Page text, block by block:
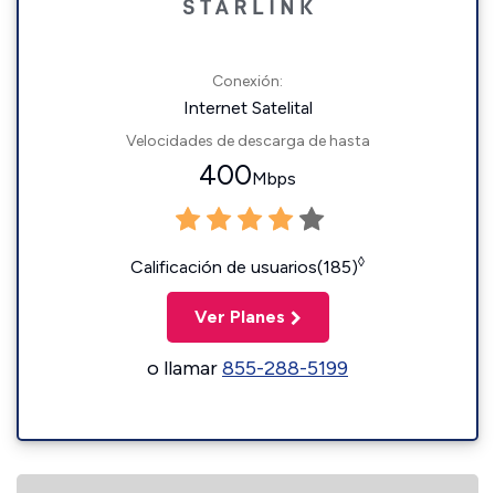
Conexión:
Internet Satelital
Velocidades de descarga de hasta
400Mbps
Calificación de usuarios(185)◊
Ver Planes
o llamar855-288-5199